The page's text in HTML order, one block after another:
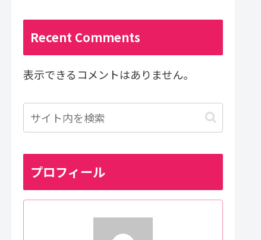
Recent Comments
表示できるコメントはありません。
プロフィール